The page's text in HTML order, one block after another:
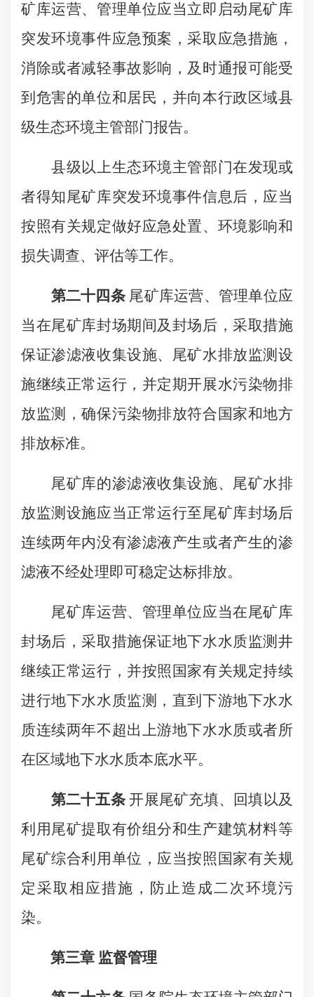
矿库运营、管理单位应当立即启动尾矿库
突发环境事件应急预案，采取应急措施，
消除或者减轻事故影响，及时通报可能受
到危害的单位和居民，并向本行政区域县
级生态环境主管部门报告。
县级以上生态环境主管部门在发现或
者得知尾矿库突发环境事件信息后，应当
按照有关规定做好应急处置、环境影响和
损失调查、评估等工作。
第二十四条尾矿库运营、管理单位应
当在尾矿库封场期间及封场后，采取措施
保证渗滤液收集设施、尾矿水排放监测设
施继续正常运行，并定期开展水污染物排
放监测，确保污染物排放符合国家和地方
排放标准。
尾矿库的渗滤液收集设施、尾矿水排
放监测设施应当正常运行至尾矿库封场后
连续两年内没有渗滤液产生或者产生的渗
滤液不经处理即可稳定达标排放。
尾矿库运营、管理单位应当在尾矿库
封场后，采取措施保证地下水水质监测井
继续正常运行，并按照国家有关规定持续
进行地下水水质监测，直到下游地下水水
质连续两年不超出上游地下水水质或者所
在区域地下水水质本底水平。
第二十五条开展尾矿充填、回填以及
利用尾矿提取有价组分和生产建筑材料等
尾矿综合利用单位，应当按照国家有关规
定采取相应措施，防止造成二次环境污
染。
第三章 监督管理